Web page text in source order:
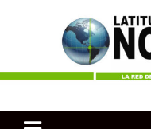
Latitud 435